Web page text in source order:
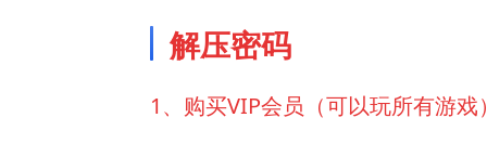
解压密码
1、购买VIP会员（可以玩所有游